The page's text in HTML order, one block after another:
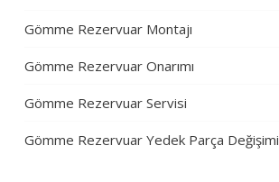
Gömme Rezervuar Montajı
Gömme Rezervuar Onarımı
Gömme Rezervuar Servisi
Gömme Rezervuar Yedek Parça Değişimi